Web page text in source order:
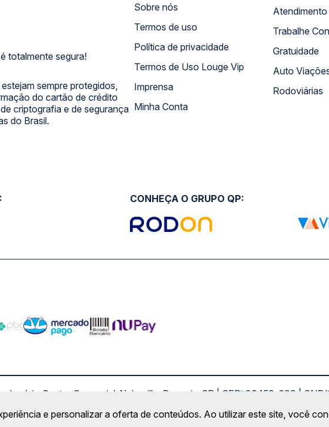
totalmente segura!
sempre protegidos,
do cartão de crédito
criptografia e de segurança
do Brasil.
Sobre nós
Termos de uso
Política de privacidade
Termos de Uso Louge Vip
Imprensa
Minha Conta
Trabalhe
Gratuidade
Auto
Rodoviárias
CONHEÇA O GRUPO QP:
Centro Comercial Alphaville, Barueri - SP | CEP: 06453-038 |
Copyright 2026 © QueroPassagem.com.br
e personalizar a oferta de conteúdos. Ao utilizar este site, você